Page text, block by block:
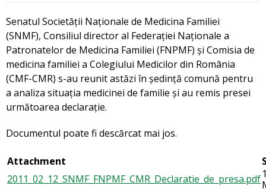
Senatul Societății Naționale de Medicina Familiei
(SNMF), Consiliul director al Federației Naționale a
Patronatelor de Medicina Familiei (FNPMF) și Comisia de
medicina familiei a Colegiului Medicilor din România
(CMF-CMR) s-au reunit astăzi în ședință comună pentru
a analiza situația medicinei de familie și au remis presei
următoarea declarație.
Documentul poate fi descărcat mai jos.
Attachment
2011_02_12_SNMF_FNPMF_CMR_Declaratie_de_presa.pdf